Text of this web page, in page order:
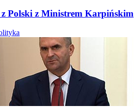
Polski z Ministrem Karpińskim